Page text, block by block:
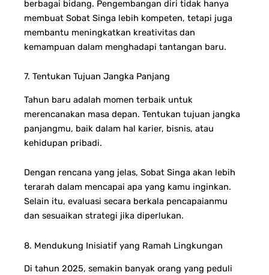
berbagai bidang. Pengembangan diri tidak hanya
membuat Sobat Singa lebih kompeten, tetapi juga
membantu meningkatkan kreativitas dan
kemampuan dalam menghadapi tantangan baru.
7. Tentukan Tujuan Jangka Panjang
Tahun baru adalah momen terbaik untuk
merencanakan masa depan. Tentukan tujuan jangka
panjangmu, baik dalam hal karier, bisnis, atau
kehidupan pribadi.
Dengan rencana yang jelas, Sobat Singa akan lebih
terarah dalam mencapai apa yang kamu inginkan.
Selain itu, evaluasi secara berkala pencapaianmu
dan sesuaikan strategi jika diperlukan.
8. Mendukung Inisiatif yang Ramah Lingkungan
Di tahun 2025, semakin banyak orang yang peduli